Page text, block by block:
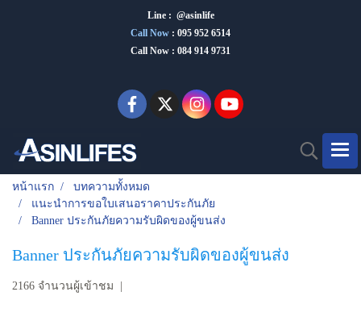
Line : @asinlife
Call Now : 095 952 6514
Call Now : 084 914 9731
หน้าแรก
บทความทั้งหมด
แนะนำการขอใบเสนอราคาประกันภัย
Banner ประกันภัยความรับผิดของผู้ขนส่ง
Banner ประกันภัยความรับผิดของผู้ขนส่ง
2166 จำนวนผู้เข้าชม